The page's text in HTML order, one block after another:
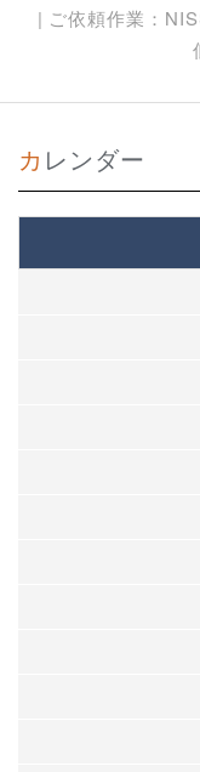
ご依頼作業：
カレンダー